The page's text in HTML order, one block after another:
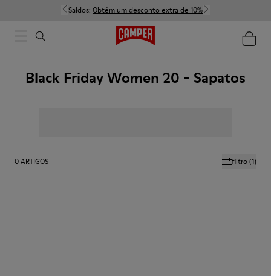
Saldos: Obtém um desconto extra de 10%
Black Friday Women 20 - Sapatos
filtro(1)
0ARTIGOS